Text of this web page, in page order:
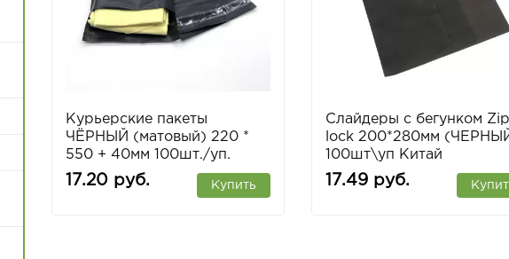
Курьерские пакеты
ЧЁРНЫЙ (матовый) 220 *
550 + 40мм 100шт./уп.
17.20 руб. Купить
Слайдеры с бегунком
lock 200*280мм
100шт\уп Китай
17.49 руб.